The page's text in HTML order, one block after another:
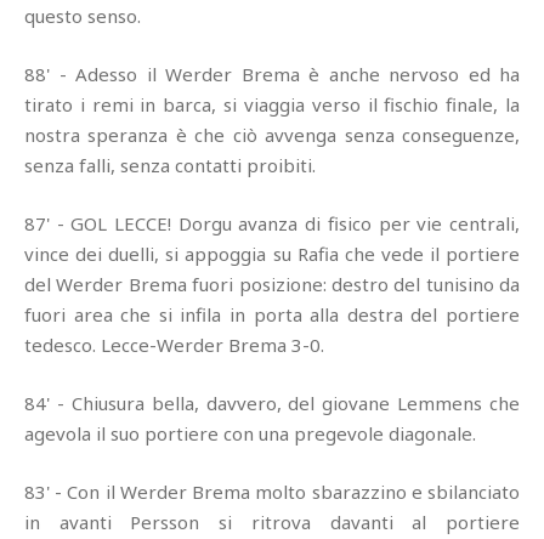
questo senso.
88' - Adesso il Werder Brema è anche nervoso ed ha
tirato i remi in barca, si viaggia verso il fischio finale, la
nostra speranza è che ciò avvenga senza conseguenze,
senza falli, senza contatti proibiti.
87' - GOL LECCE! Dorgu avanza di fisico per vie centrali,
vince dei duelli, si appoggia su Rafia che vede il portiere
del Werder Brema fuori posizione: destro del tunisino da
fuori area che si infila in porta alla destra del portiere
tedesco. Lecce-Werder Brema 3-0.
84' - Chiusura bella, davvero, del giovane Lemmens che
agevola il suo portiere con una pregevole diagonale.
83' - Con il Werder Brema molto sbarazzino e sbilanciato
in avanti Persson si ritrova davanti al portiere